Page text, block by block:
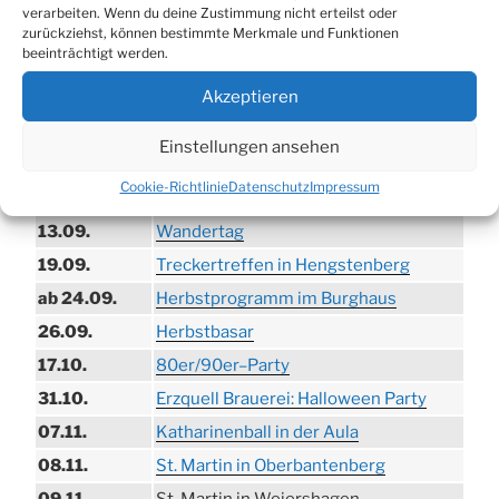
verarbeiten. Wenn du deine Zustimmung nicht erteilst oder
zurückziehst, können bestimmte Merkmale und Funktionen
beeinträchtigt werden.
Akzeptieren
Einstellungen ansehen
Cookie-RichtlinieDatenschutzImpressum
TERMINE
21.06. bis
Biergarten-Wochenenden der Erzquell
Brauerei
Beach-Volleyball-Turnier
13.09.
Wandertag
19.09.
Treckertreffen in Hengstenberg
ab 24.09.
Herbstprogramm im Burghaus
26.09.
Herbstbasar
17.10.
80er/90er–Party
31.10.
Erzquell Brauerei: Halloween Party
07.11.
Katharinenball in der Aula
08.11.
St. Martin in Oberbantenberg